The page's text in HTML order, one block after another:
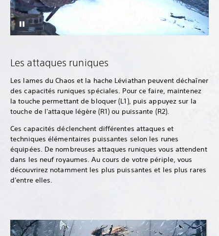
Les attaques runiques
Les lames du Chaos et la hache Léviathan peuvent déchaîner
des capacités runiques spéciales. Pour ce faire, maintenez
la touche permettant de bloquer (L1), puis appuyez sur la
touche de l'attaque légère (R1) ou puissante (R2).
Ces capacités déclenchent différentes attaques et
techniques élémentaires puissantes selon les runes
équipées. De nombreuses attaques runiques vous attendent
dans les neuf royaumes. Au cours de votre périple, vous
découvrirez notamment les plus puissantes et les plus rares
d'entre elles.